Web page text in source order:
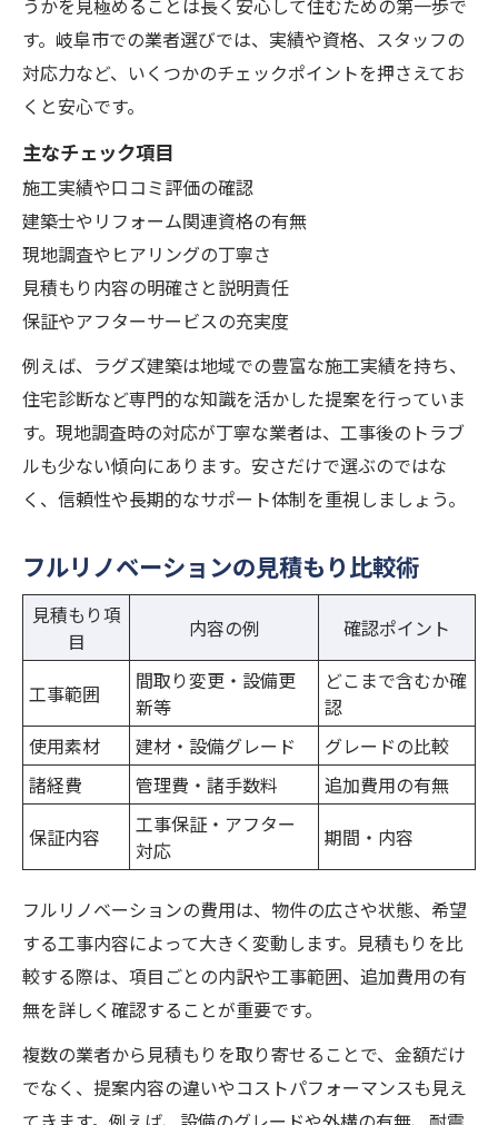
うかを見極めることは長く安心して住むための第一歩で
す。岐阜市での業者選びでは、実績や資格、スタッフの
対応力など、いくつかのチェックポイントを押さえてお
くと安心です。
主なチェック項目
施工実績や口コミ評価の確認
建築士やリフォーム関連資格の有無
現地調査やヒアリングの丁寧さ
見積もり内容の明確さと説明責任
保証やアフターサービスの充実度
例えば、ラグズ建築は地域での豊富な施工実績を持ち、
住宅診断など専門的な知識を活かした提案を行っていま
す。現地調査時の対応が丁寧な業者は、工事後のトラブ
ルも少ない傾向にあります。安さだけで選ぶのではな
く、信頼性や長期的なサポート体制を重視しましょう。
フルリノベーションの見積もり比較術
見積もり項
目
内容の例 確認ポイント
工事範囲
間取り変更・設備更
新等
どこまで含むか確
認
使用素材
建材・設備グレード
グレードの比較
諸経費
管理費・諸手数料
追加費用の有無
保証内容
工事保証・アフター
対応
期間・内容
フルリノベーションの費用は、物件の広さや状態、希望
する工事内容によって大きく変動します。見積もりを比
較する際は、項目ごとの内訳や工事範囲、追加費用の有
無を詳しく確認することが重要です。
複数の業者から見積もりを取り寄せることで、金額だけ
でなく、提案内容の違いやコストパフォーマンスも見え